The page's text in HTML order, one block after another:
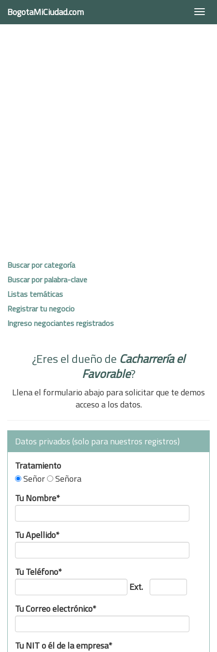
BogotaMiCiudad.com
Buscar por categoría
Buscar por palabra-clave
Listas temáticas
Registrar tu negocio
Ingreso negociantes registrados
¿Eres el dueño de Cacharrería el
Favorable?
Llena el formulario abajo para solicitar que te demos
acceso a los datos.
Datos privados (solo para nuestros registros)
Tratamiento
Señor
Señora
Tu Nombre*
Tu Apellido*
Tu Teléfono*
Ext.
Tu Correo electrónico*
Tu NIT o él de la empresa*